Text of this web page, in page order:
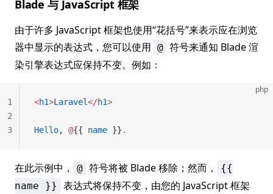
Blade 与 JavaScript 框架
由于许多 JavaScript 框架也使用“花括号”来表示应在浏览
器中显示的表达式，您可以使用 @ 符号来通知 Blade 渲
染引擎表达式应保持不变。例如：
php
<h1>Laravel</h1>
Hello, @{{ name }} .
1
2
3
在此示例中， @ 符号将被 Blade 移除；然而，
{{
name }}
表达式将保持不变，由您的 JavaScript 框架